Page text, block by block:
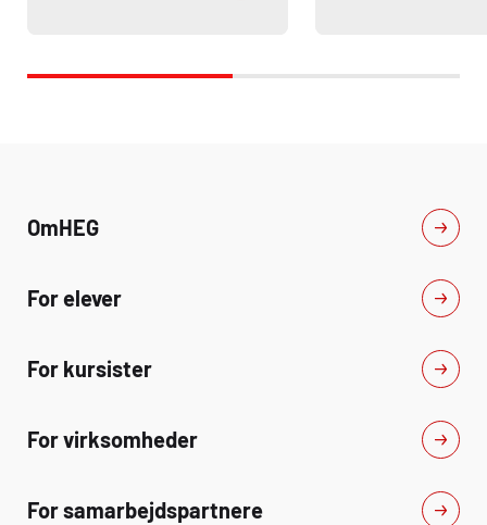
OmHEG
For elever
For kursister
For virksomheder
For samarbejdspartnere